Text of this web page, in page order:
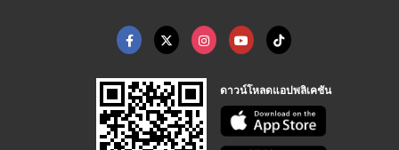
ดาวน์โหลดแอปพลิเคชัน